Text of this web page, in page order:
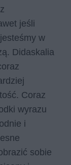
jeśli
w
Didaskalia
Coraz
wyrazu
i
sobie